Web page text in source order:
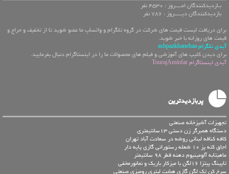
بـازدیدکنندگان امــــروز : 4530 نفر
بازدیدکنندگان دیـــــروز : 786 نفر
برای دریافت لیست قیمت های شرکت در گروه تلگرام و واتساپ ما عضو شوید تا از تخفیف و حراج و
قیمت های روزانه با خبر شوید.
آیدی تلگرام ashpazkhanehaa
برای دیدن کلیپ های آموزشی و فیلم های محصولات ما را در اینستاگرام دنبال بفرمایید.
آیدی اینستاگرام TourajAminfar
پربازدیدترین
تجهیزات آشپزخانه صنعتی
دستگاه همبرگر زن دستی 13سانتیمتری
کافه کنافه لبنانی روشه در سعادت آباد تهران
اجاق کته پز 10 شعله رستورانی گازی پایه دار
ماهیتابه آلومینیوم دهنه قطر 98 سانتیمتر
تاپینگ پیتزا 16لگن با میزکار باریک و نمانورمخفی
سرخ کن تک لگن گازی هشت لیتری رومیزی صنعتی